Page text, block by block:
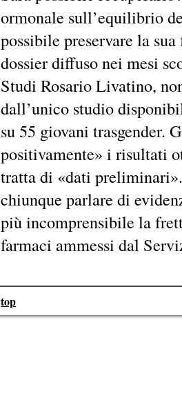
ormonale sull’equilibrio
possibile preservare la
dossier diffuso nei mesi
Studi Rosario Livatino,
dall’unico studio
su 55 giovani trasgender.
positivamente» i risultati
tratta di «dati
chiunque parlare di
più incomprensibile la
farmaci ammessi dal
top